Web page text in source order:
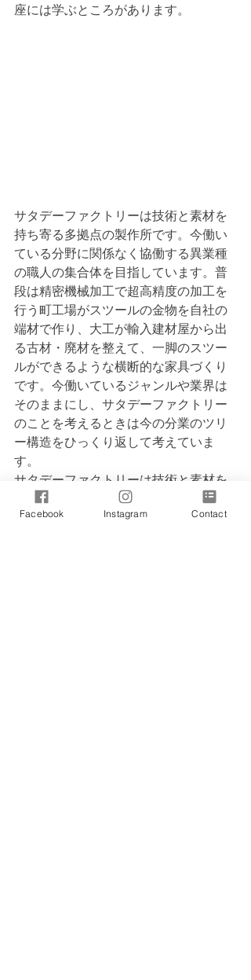
座には学ぶところがあります。
サタデーファクトリーは技術と素材を
持ち寄る多拠点の製作所です。今働い
ている分野に関係なく協働する異業種
の職人の集合体を目指しています。普
段は精密機械加工で超高精度の加工を
行う町工場がスツールの金物を自社の
端材で作り、大工が輸入建材屋から出
る古材・廃材を整えて、一脚のスツー
ルができるような横断的な家具づくり
です。今働いているジャンルや業界は
そのままにし、サタデーファクトリー
のことを考えるときは今の分業のツリ
ー構造をひっくり返して考えていま
す。
サタデーファクトリーは技術と素材を
持ち寄る多拠点の製作所です。
毎年あたまの角が生え変わるので、家
Facebook Instagram Contact